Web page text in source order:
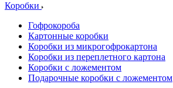
Коробки
Гофрокороба
Картонные коробки
Коробки из микрогофрокартона
Коробки из переплетного картона
Коробки с ложементом
Подарочные коробки с ложементом